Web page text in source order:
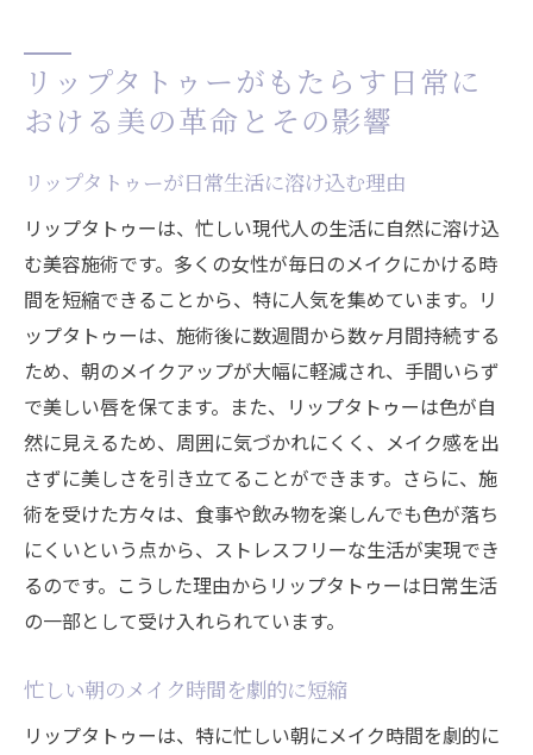
リップタトゥーがもたらす日常に
おける美の革命とその影響
リップタトゥーが日常生活に溶け込む理由
リップタトゥーは、忙しい現代人の生活に自然に溶け込
む美容施術です。多くの女性が毎日のメイクにかける時
間を短縮できることから、特に人気を集めています。リ
ップタトゥーは、施術後に数週間から数ヶ月間持続する
ため、朝のメイクアップが大幅に軽減され、手間いらず
で美しい唇を保てます。また、リップタトゥーは色が自
然に見えるため、周囲に気づかれにくく、メイク感を出
さずに美しさを引き立てることができます。さらに、施
術を受けた方々は、食事や飲み物を楽しんでも色が落ち
にくいという点から、ストレスフリーな生活が実現でき
るのです。こうした理由からリップタトゥーは日常生活
の一部として受け入れられています。
忙しい朝のメイク時間を劇的に短縮
リップタトゥーは、特に忙しい朝にメイク時間を劇的に